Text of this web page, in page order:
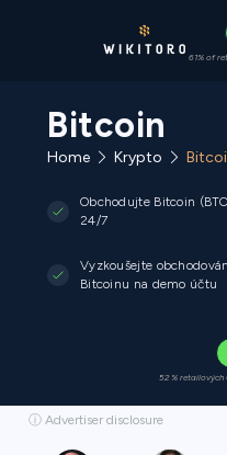
61% of
Bitcoin
Home Krypto
Obchodujte Bitcoin
24/7
Vyzkoušejte
Bitcoinu na demo účtu
52 % retailových
ⓘ Advertiser disclosure